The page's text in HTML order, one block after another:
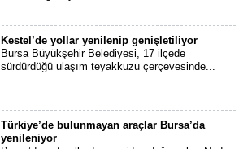
Kestel’de yollar yenilenip genişletiliyor
Bursa Büyükşehir Belediyesi, 17 ilçede
sürdürdüğü ulaşım teyakkuzu çerçevesinde...
Türkiye’de bulunmayan araçlar Bursa’da
yenileniyor